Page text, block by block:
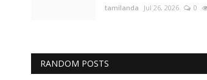
tamilanda Jul 26, 2026 0
RANDOM POSTS